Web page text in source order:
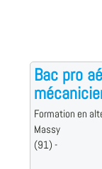
Bac pro
Formation en
Massy
(91) -